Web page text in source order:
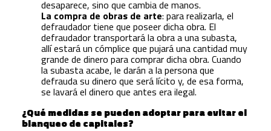
desaparece, sino que cambia de manos.
La compra de obras de arte: para realizarla, el
defraudador tiene que poseer dicha obra. El
defraudador transportará la obra a una subasta,
allí estará un cómplice que pujará una cantidad muy
grande de dinero para comprar dicha obra. Cuando
la subasta acabe, le darán a la persona que
defrauda su dinero que será lícito y, de esa forma,
se lavará el dinero que antes era ilegal.
¿Qué medidas se pueden adoptar para evitar el
blanqueo de capitales?